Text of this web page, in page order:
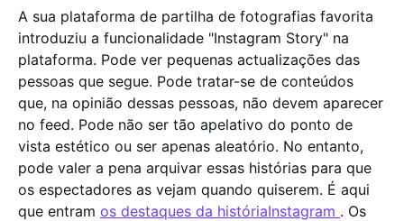
A sua plataforma de partilha de fotografias favorita
introduziu a funcionalidade "Instagram Story" na
plataforma. Pode ver pequenas actualizações das
pessoas que segue. Pode tratar-se de conteúdos
que, na opinião dessas pessoas, não devem aparecer
no feed. Pode não ser tão apelativo do ponto de
vista estético ou ser apenas aleatório. No entanto,
pode valer a pena arquivar essas histórias para que
os espectadores as vejam quando quiserem. É aqui
que entram os destaques da históriaInstagram . Os